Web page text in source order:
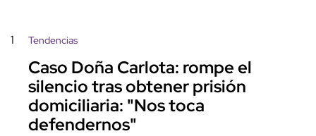
1 Tendencias
Caso Doña Carlota: rompe el
silencio tras obtener prisión
domiciliaria: "Nos toca
defendernos"